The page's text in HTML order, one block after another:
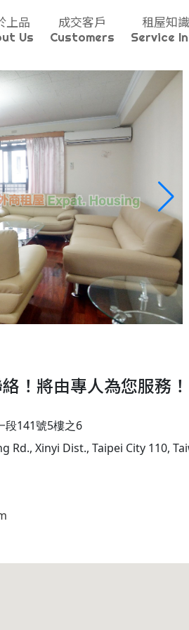
上品
Us
成交客戶
Customers
租屋知識
Service
！將由專人為您服務！
段141號5樓之6
Rd., Xinyi Dist., Taipei City 110,